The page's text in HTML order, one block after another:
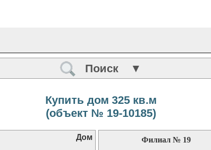
Поиск ▼
Купить дом 325 кв.м
(объект № 19-10185)
Дом
Филиал № 19